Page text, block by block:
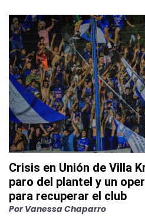
Crisis en Unión de Villa
paro del plantel y un
para recuperar el club
Por Vanessa Chaparro